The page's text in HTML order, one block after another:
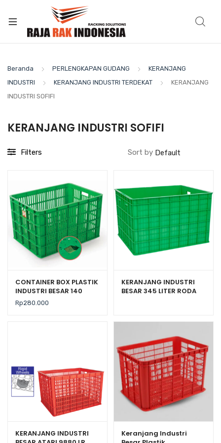
Beranda PERLENGKAPAN GUDANG
KERANJANG
INDUSTRI
KERANJANG INDUSTRI TERDEKAT
KERANJANG
INDUSTRI SOFIFI
KERANJANG INDUSTRI SOFIFI
Filters Sort by
CONTAINER BOX PLASTIK
INDUSTRI BESAR 140
LITER BERLUBANG RODA
HANATA 3000
Rp280.000
KERANJANG INDUSTRI
BESAR 345 LITER RODA
KERANJANG INDUSTRI
Keranjang Industri